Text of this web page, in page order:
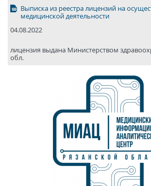
Выписка из реестра лицензий на
медицинской деятельности
04.08.2022
лицензия выдана Министерством
обл.